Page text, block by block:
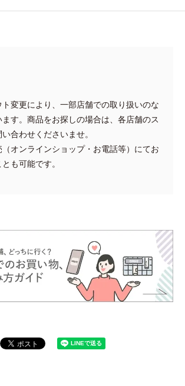
変更により、一部店舗での取り扱いのな
す。商品をお探しの場合は、各店舗のス
合わせくださいませ。
オンラインショップ・お電話等）にてお
も可能です。